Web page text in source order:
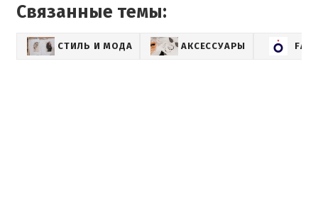
Связанные темы:
СТИЛЬ И МОДА АКСЕССУАРЫ